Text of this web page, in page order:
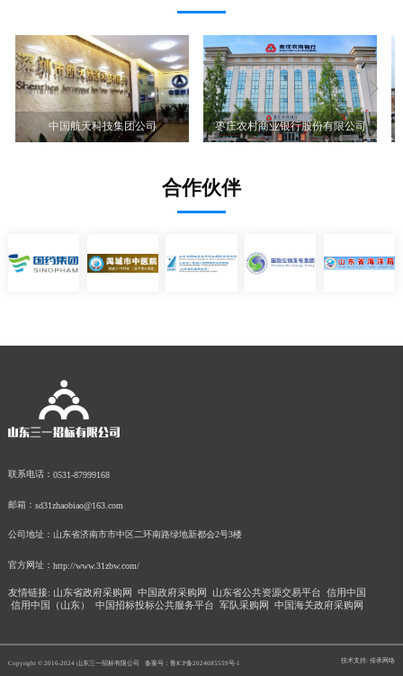
中国航天科技集团公司 枣庄农村商业银行股份有限公司
合作伙伴
联系电话： 0531-87999168
邮箱： sd31zhaobiao@163.com
公司地址： 山东省济南市市中区二环南路绿地新都会2号3楼
官方网址： http://www.31zbw.com/
友情链接: 山东省政府采购网 中国政府采购网 山东省公共资源交易平台 信用中国
信用中国（山东）
中国招标投标公共服务平台 军队采购网 中国海关政府采购网
Copyright © 2016-2024 山东三一招标有限公司 备案号：鲁ICP备2024085559号-1 技术支持: 传承网络